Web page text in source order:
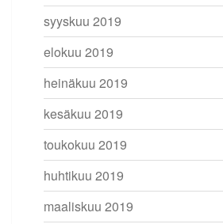
syyskuu 2019
elokuu 2019
heinäkuu 2019
kesäkuu 2019
toukokuu 2019
huhtikuu 2019
maaliskuu 2019